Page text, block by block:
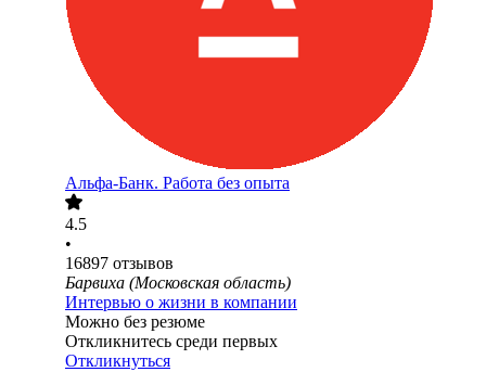
Альфа-Банк. Работа без опыта
4.5
•
16897 отзывов
Барвиха (Московская область)
Интервью о жизни в компании
Можно без резюме
Откликнитесь среди первых
Откликнуться